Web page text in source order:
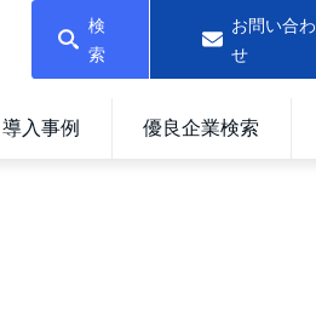
検
索
お問い合わ
せ
導入事例 優良企業検索